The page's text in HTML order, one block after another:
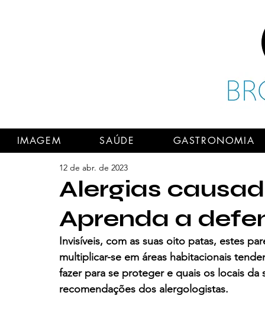
IMAGEM SAÚDE GASTRONOMIA
Alergias
Aprenda a
12 de abr. de 2023
Invisíveis, com as suas oito patas, estes
multiplicar-se em áreas habitacionais
fazer para se proteger e quais os locais da
recomendações dos alergologistas.